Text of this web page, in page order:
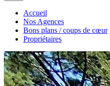
Accueil
Nos Agences
Bons plans / coups de cœur
Propriétaires